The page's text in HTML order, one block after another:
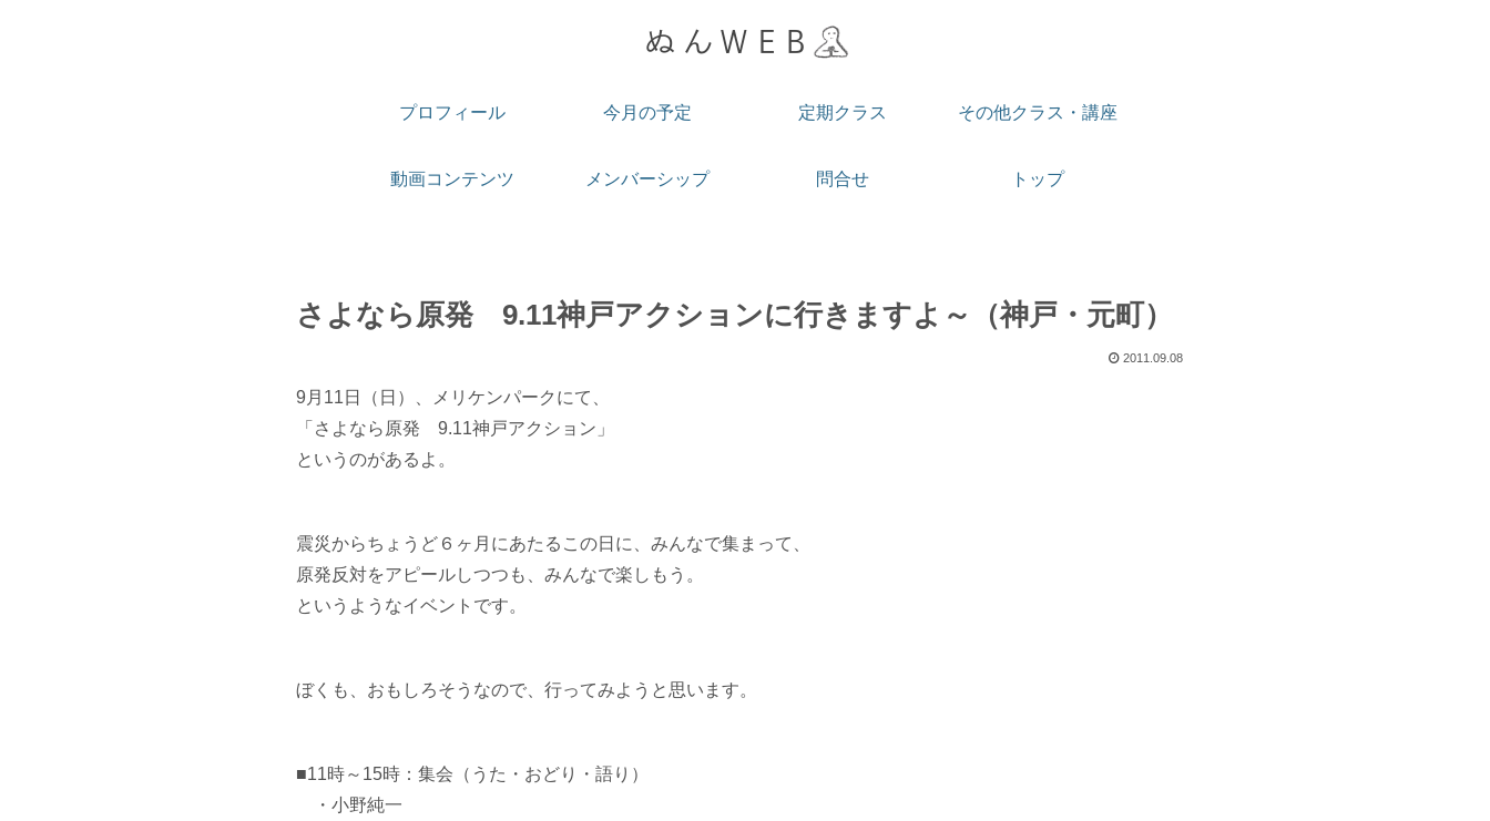
プロフィール 今月の予定 定期クラス その他クラス・講座
動画コンテンツ メンバーシップ 問合せ トップ
さよなら原発 9.11神戸アクションに行きますよ～（神戸・元町）
2011.09.08
9月11日（日）、メリケンパークにて、
「さよなら原発 9.11神戸アクション」
というのがあるよ。
震災からちょうど６ヶ月にあたるこの日に、みんなで集まって、
原発反対をアピールしつつも、みんなで楽しもう。
というようなイベントです。
ぼくも、おもしろそうなので、行ってみようと思います。
■11時～15時：集会（うた・おどり・語り）
・小野純一